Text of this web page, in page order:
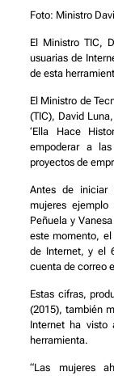
Foto: Ministro
El Ministro TIC,
usuarias de
de esta
El Ministro de
(TIC), David
‘Ella Hace
empoderar a
proyectos de
Antes de iniciar
mujeres ejemplo
Peñuela y
este momento,
de Internet, y el
cuenta de correo
Estas cifras,
(2015), también
Internet ha visto
herramienta.
“Las mujeres